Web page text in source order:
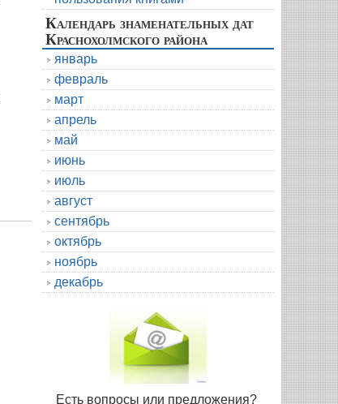
Календарь знаменательных дат
Краснохолмского района
январь
февраль
март
апрель
май
июнь
июль
август
сентябрь
октябрь
ноябрь
декабрь
Есть вопросы или предложения?